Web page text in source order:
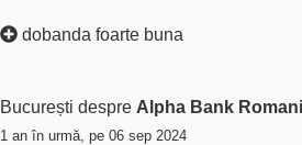
dobanda foarte buna
București despre Alpha Bank
1 an în urmă, pe 06 sep 2024